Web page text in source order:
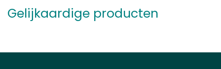
Gelijkaardige producten